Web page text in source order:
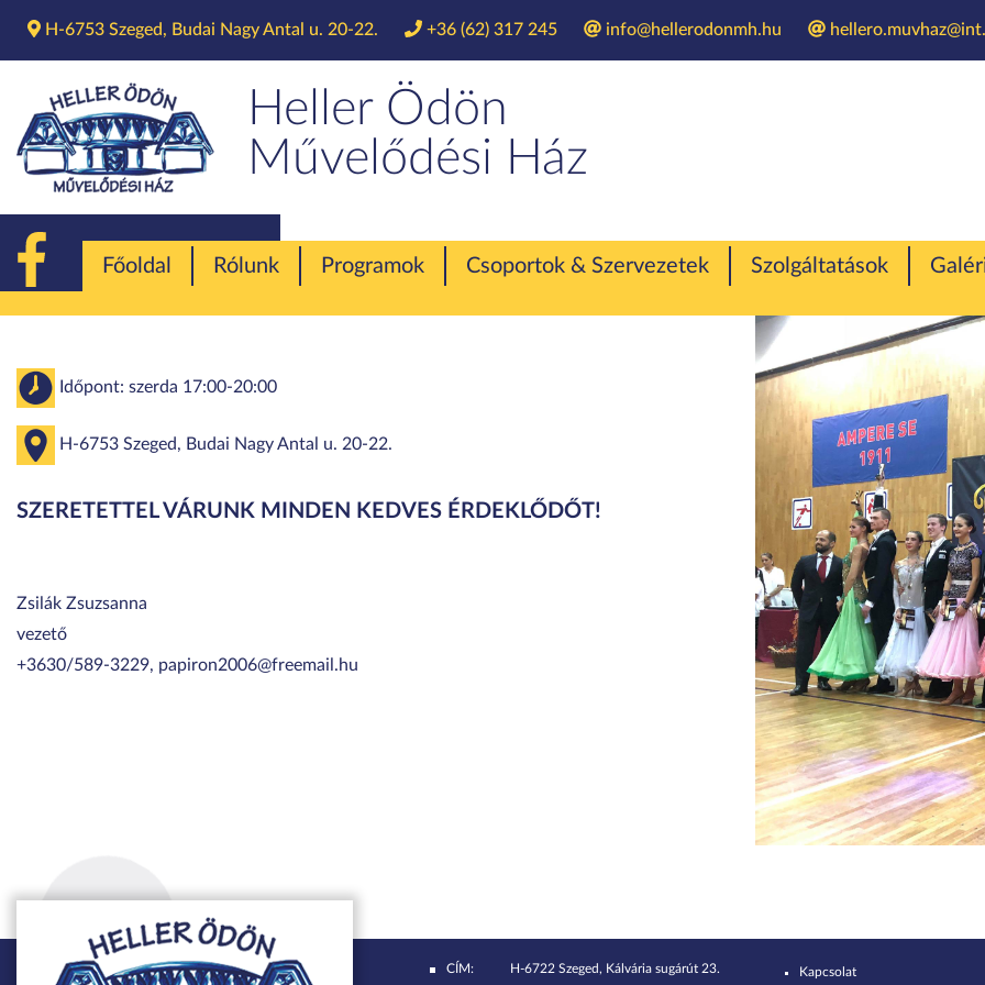
H-6753 Szeged, Budai Nagy Antal u. 20-22. +36 (62) 317 245 info@hellerodonmh.hu
Heller Ödön
Művelődési Ház
Főoldal Rólunk Programok Csoportok & Szervezetek Szolgáltatások
Papiron Szeged
Időpont: szerda 17:00-20:00
H-6753 Szeged, Budai Nagy Antal u. 20-22.
SZERETETTEL VÁRUNK MINDEN KEDVES ÉRDEKLŐDŐT!
Zsilák Zsuzsanna
vezető
+3630/589-3229, papiron2006@freemail.hu
CÍM: H-6722 Szeged, Kálvária sugárút 23. Kapcsolat